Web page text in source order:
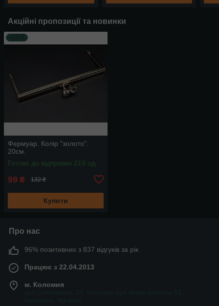
Акційні пропозиції та новинки
Фермуар. Колір "золото".
20см.
Готово до відправки 219 од.
99 ₴ 132 ₴
Купити
Про нас
96% позитивних з 837 відгуків за рік
Працює з 22.04.2013
м. Коломия